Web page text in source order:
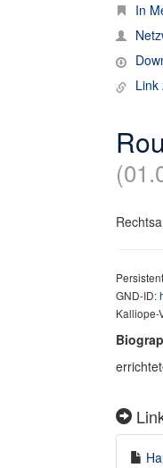
In
Link
GND-ID:
Kalliope-